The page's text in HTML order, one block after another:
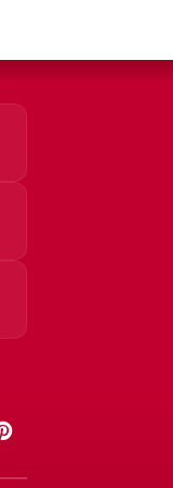
Pinterest